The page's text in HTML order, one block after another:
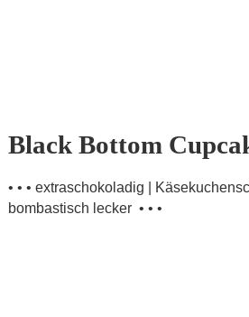
Black Bottom
• • • extraschokoladig |
bombastisch lecker • • •